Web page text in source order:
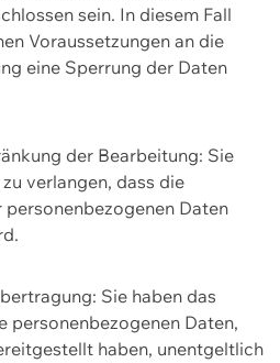
sein. In diesem Fall
Voraussetzungen an die
eine Sperrung der Daten
der Bearbeitung: Sie
verlangen, dass die
Daten
Sie haben das
personenbezogenen Daten,
haben, unentgeltlich